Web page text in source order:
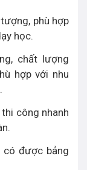
phù hợp
học.
chất lượng
hợp với nhu
công nhanh
có được bảng